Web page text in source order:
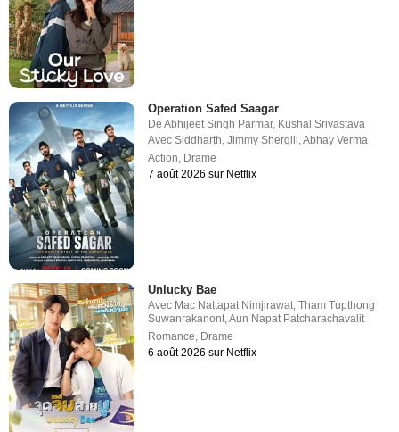
Operation Safed Saagar
DeAbhijeet Singh Parmar, Kushal Srivastava
AvecSiddharth,Jimmy Shergill,Abhay Verma
Action, Drame
7 août 2026 sur Netflix
Unlucky Bae
Avec Mac Nattapat Nimjirawat,Tham Tupthong
Suwanrakanont,Aun Napat Patcharachavalit
Romance, Drame
6 août 2026 sur Netflix